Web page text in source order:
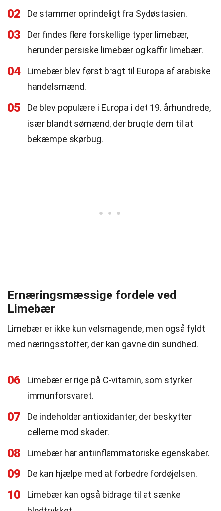
02 De stammer oprindeligt fra Sydøstasien.
03
Der findes flere forskellige typer limebær,
herunder persiske limebær og kaffir limebær.
04
Limebær blev først bragt til Europa af arabiske
handelsmænd.
05
De blev populære i Europa i det 19. århundrede,
især blandt sømænd, der brugte dem til at
bekæmpe skørbug.
Ernæringsmæssige fordele ved
Limebær
Limebær er ikke kun velsmagende, men også fyldt
med næringsstoffer, der kan gavne din sundhed.
06
Limebær er rige på C-vitamin, som styrker
immunforsvaret.
07
De indeholder antioxidanter, der beskytter
cellerne mod skader.
08 Limebær har antiinflammatoriske egenskaber.
09 De kan hjælpe med at forbedre fordøjelsen.
10
Limebær kan også bidrage til at sænke